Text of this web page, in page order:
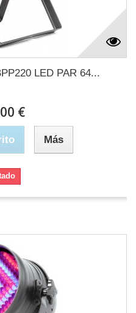
LED PAR 64...
€
Más